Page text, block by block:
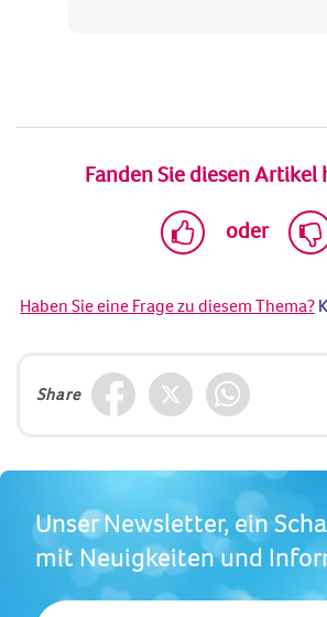
Fanden Sie diesen
oder
Haben Sie eine Frage zu diesem Thema?
Share
Unser Newsletter, ein
mit Neuigkeiten und